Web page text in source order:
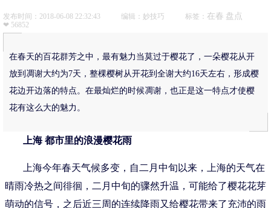
发布时间：2018-06-08 22:32:43 编辑：妙技巧 标签： 在春 盘点
❤ 56852
在春天的百花群芳之中，最有魅力当莫过于樱花了，一朵樱花从开
放到凋谢大约为7天，整棵樱树从开花到全谢大约16天左右，形成樱
花边开边落的特点。在最灿烂的时候凋谢，也正是这一特点才使樱
花有这么大的魅力。
上海 都市里的浪漫樱花雨
上海今年春天气候多变，自二月中旬以来，上海的天气在
晴雨冷热之间徘徊，二月中旬的骤然升温，可能给了樱花花芽
萌动的信号，之后近三周的连续降雨又给樱花带来了充沛的雨